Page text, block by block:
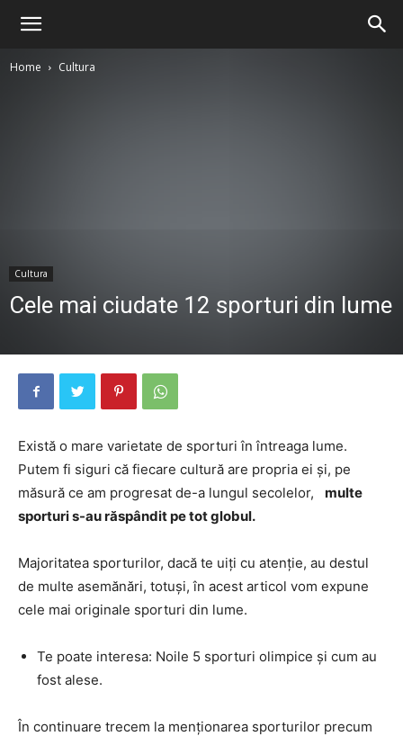
Home Cultura
Cultura
Cele mai ciudate 12 sporturi din lume
Există o mare varietate de sporturi în întreaga lume.
Putem fi siguri că fiecare cultură are propria ei și, pe
măsură ce am progresat de-a lungul secolelor, multe
sporturi s-au răspândit pe tot globul.
Majoritatea sporturilor, dacă te uiți cu atenție, au destul
de multe asemănări, totuși, în acest articol vom expune
cele mai originale sporturi din lume.
Te poate interesa: Noile 5 sporturi olimpice și cum au
fost alese.
În continuare trecem la menționarea sporturilor precum